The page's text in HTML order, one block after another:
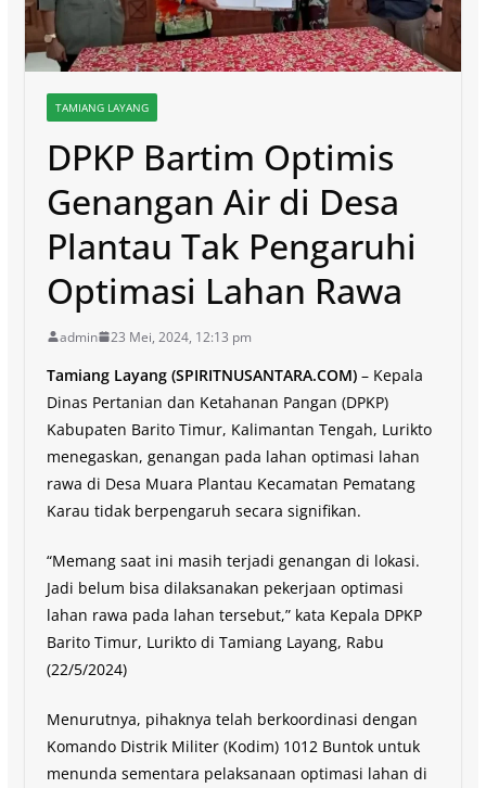
TAMIANG LAYANG
DPKP Bartim Optimis
Genangan Air di Desa
Plantau Tak Pengaruhi
Optimasi Lahan Rawa
admin 23 Mei, 2024, 12:13 pm
Tamiang Layang (SPIRITNUSANTARA.COM)– Kepala
Dinas Pertanian dan Ketahanan Pangan (DPKP)
Kabupaten Barito Timur, Kalimantan Tengah, Lurikto
menegaskan, genangan pada lahan optimasi lahan
rawa di Desa Muara Plantau Kecamatan Pematang
Karau tidak berpengaruh secara signifikan.
“Memang saat ini masih terjadi genangan di lokasi.
Jadi belum bisa dilaksanakan pekerjaan optimasi
lahan rawa pada lahan tersebut,” kata Kepala DPKP
Barito Timur, Lurikto di Tamiang Layang, Rabu
(22/5/2024)
Menurutnya, pihaknya telah berkoordinasi dengan
Komando Distrik Militer (Kodim) 1012 Buntok untuk
menunda sementara pelaksanaan optimasi lahan di